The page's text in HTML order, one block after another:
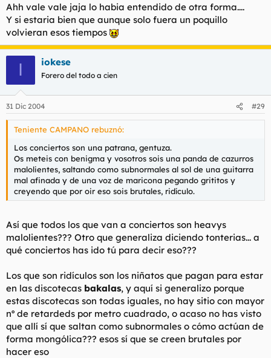
Ahh vale vale jaja lo habia entendido de otra forma....
Y si estaria bien que aunque solo fuera un poquillo
volvieran esos tiempos
I iokese
Forero del todo a cien
31 Dic 2004 #29
Teniente CAMPANO rebuznó:
Los conciertos son una patrana, gentuza.
Os meteis con benigma y vosotros sois una panda de cazurros
malolientes, saltando como subnormales al sol de una guitarra
mal afinada y de una voz de maricona pegando grititos y
creyendo que por oir eso sois brutales, ridículo.
Así que todos los que van a conciertos son heavys
malolientes??? Otro que generaliza diciendo tonterias... a
qué conciertos has ido tú para decir eso???
Los que son ridículos son los niñatos que pagan para estar
en las discotecas bakalas, y aquí si generalizo porque
estas discotecas son todas iguales, no hay sitio con mayor
nº de retardeds por metro cuadrado, o acaso no has visto
que allí sí que saltan como subnormales o cómo actúan de
forma mongólica??? esos sí que se creen brutales por
hacer eso